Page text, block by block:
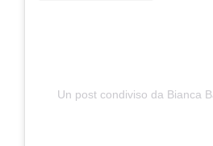
Un post condiviso da Bianca